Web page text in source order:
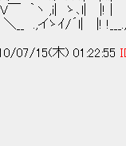
}{,,_＿
ｲ￣{圭iⅣ
07/15(木) 01:22:55